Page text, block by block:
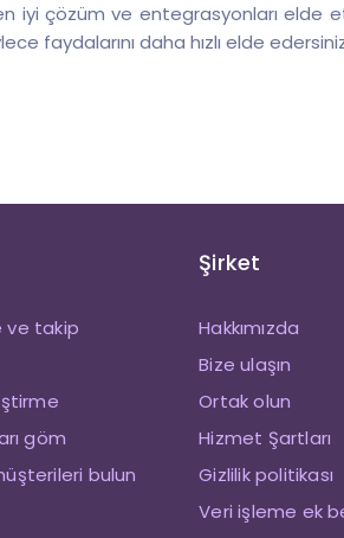
iyi çözüm ve entegrasyonları elde
faydalarını daha hızlı elde
ve takip
göm
bulun
Şirket
Hakkımızda
Bize ulaşın
Ortak olun
Hizmet Şartları
Gizlilik politikası
Veri işleme ek